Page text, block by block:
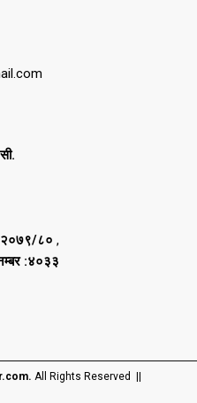
२०७९/८० ,
:४०३३
All Rights Reserved ||